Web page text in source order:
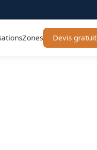
Zones Devis gratuit